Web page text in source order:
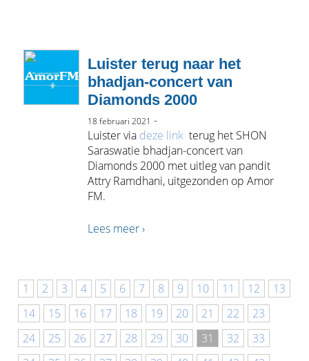
Luister terug naar het
bhadjan-concert van
Diamonds 2000
18 februari 2021 -
Luister via deze link terug het SHON
Saraswatie bhadjan-concert van
Diamonds 2000 met uitleg van pandit
Attry Ramdhani, uitgezonden op Amor
FM.
Lees meer ›
1 2 3 4 5 6 7 8 9 10 11 12
13
14
15 16 17 18 19 20 21 22
23
24
25 26 27 28 29 30 31 32
33